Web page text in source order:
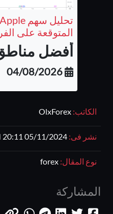
الكاتب: OlxForex
نشر فى: 05/11/2024 20:11 PM
نوع المقال: forex
المشاركة
المتوقعة على
أفضل
04/08/2026